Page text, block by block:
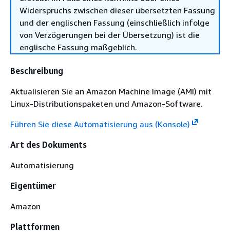
Widerspruchs zwischen dieser übersetzten Fassung
und der englischen Fassung (einschließlich infolge
von Verzögerungen bei der Übersetzung) ist die
englische Fassung maßgeblich.
Beschreibung
Aktualisieren Sie an Amazon Machine Image (AMI) mit
Linux-Distributionspaketen und Amazon-Software.
Führen Sie diese Automatisierung aus (Konsole)
Art des Dokuments
Automatisierung
Eigentümer
Amazon
Plattformen